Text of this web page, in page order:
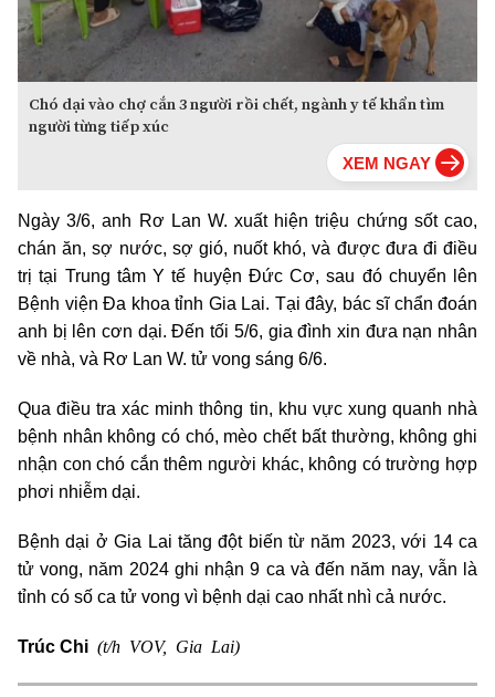
Chó dại vào chợ cắn 3 người rồi chết, ngành y tế khẩn tìm
người từng tiếp xúc
Ngày 3/6, anh Rơ Lan W. xuất hiện triệu chứng sốt cao,
chán ăn, sợ nước, sợ gió, nuốt khó, và được đưa đi điều
trị tại Trung tâm Y tế huyện Đức Cơ, sau đó chuyển lên
Bệnh viện Đa khoa tỉnh Gia Lai. Tại đây, bác sĩ chẩn đoán
anh bị lên cơn dại. Đến tối 5/6, gia đình xin đưa nạn nhân
về nhà, và Rơ Lan W. tử vong sáng 6/6.
Qua điều tra xác minh thông tin, khu vực xung quanh nhà
bệnh nhân không có chó, mèo chết bất thường, không ghi
nhận con chó cắn thêm người khác, không có trường hợp
phơi nhiễm dại.
Bệnh dại ở Gia Lai tăng đột biến từ năm 2023, với 14 ca
tử vong, năm 2024 ghi nhận 9 ca và đến năm nay, vẫn là
tỉnh có số ca tử vong vì bệnh dại cao nhất nhì cả nước.
Trúc Chi (t/h VOV, Gia Lai)